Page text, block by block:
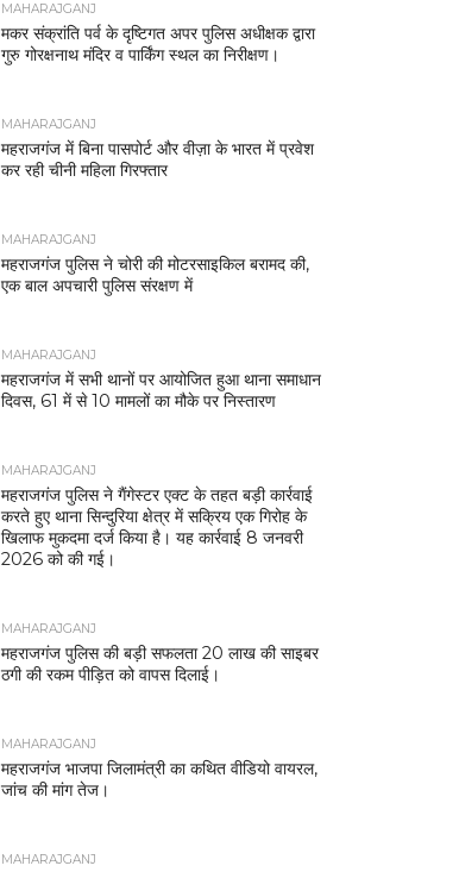
MAHARAJGANJ
मकर संक्रांति पर्व के दृष्टिगत अपर पुलिस अधीक्षक द्वारा
गुरु गोरक्षनाथ मंदिर व पार्किंग स्थल का निरीक्षण।
MAHARAJGANJ
महराजगंज में बिना पासपोर्ट और वीज़ा के भारत में प्रवेश
कर रही चीनी महिला गिरफ्तार
MAHARAJGANJ
महराजगंज पुलिस ने चोरी की मोटरसाइकिल बरामद की,
एक बाल अपचारी पुलिस संरक्षण में
MAHARAJGANJ
महराजगंज में सभी थानों पर आयोजित हुआ थाना समाधान
दिवस, 61 में से 10 मामलों का मौके पर निस्तारण
MAHARAJGANJ
महराजगंज पुलिस ने गैंगेस्टर एक्ट के तहत बड़ी कार्रवाई
करते हुए थाना सिन्दुरिया क्षेत्र में सक्रिय एक गिरोह के
खिलाफ मुकदमा दर्ज किया है। यह कार्रवाई 8 जनवरी
2026 को की गई।
MAHARAJGANJ
महराजगंज पुलिस की बड़ी सफलता 20 लाख की साइबर
ठगी की रकम पीड़ित को वापस दिलाई।
MAHARAJGANJ
महराजगंज भाजपा जिलामंत्री का कथित वीडियो वायरल,
जांच की मांग तेज।
MAHARAJGANJ